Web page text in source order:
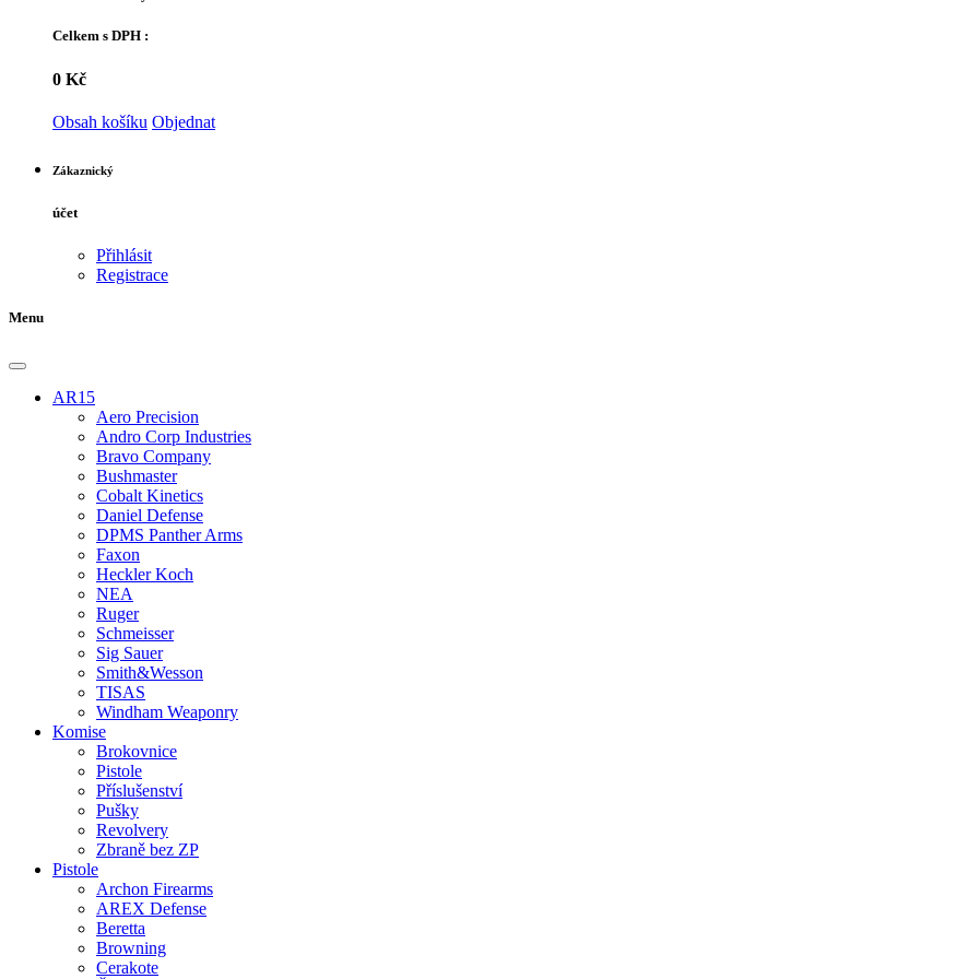
Celkem s DPH :
0 Kč
Obsah košíku Objednat
Zákaznický
účet
Přihlásit
Registrace
Menu
AR15
Aero Precision
Andro Corp Industries
Bravo Company
Bushmaster
Cobalt Kinetics
Daniel Defense
DPMS Panther Arms
Faxon
Heckler Koch
NEA
Ruger
Schmeisser
Sig Sauer
Smith&Wesson
TISAS
Windham Weaponry
Komise
Brokovnice
Pistole
Příslušenství
Pušky
Revolvery
Zbraně bez ZP
Pistole
Archon Firearms
AREX Defense
Beretta
Browning
Cerakote